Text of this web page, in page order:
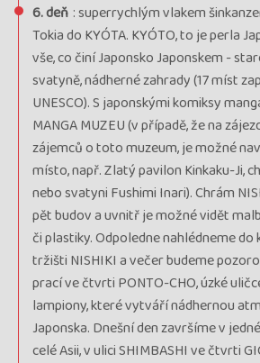
vypredaný
Termín 12.11. -
UZAVŘENO
Kód termínu
Cena
termín
uzavřen
Termín 24.03. -
VYPRODÁNO, průvodce:Kamil Hanák
Kód termínu
Cena
termín
6. deň : superrychlým vlakem
Tokia do KYÓTA. KYÓTO, to je perla
vše, co činí Japonsko Japonskem -
svatyně, nádherné zahrady (17 míst
UNESCO). S japonskými komiksy
MANGA MUZEU (v případě, že na
zájemců o toto muzeum, je možné
místo, např. Zlatý pavilon Kinkaku-Ji,
nebo svatyni Fushimi Inari). Chrám
pět budov a uvnitř je možné vidět
či plastiky. Odpoledne nahlédneme do
tržišti NISHIKI a večer budeme
prací ve čtvrti PONTO-CHO, úzké
lampiony, které vytváří nádhernou
Japonska. Dnešní den završíme v
celé Asii, v ulici SHIMBASHI ve čtvrti